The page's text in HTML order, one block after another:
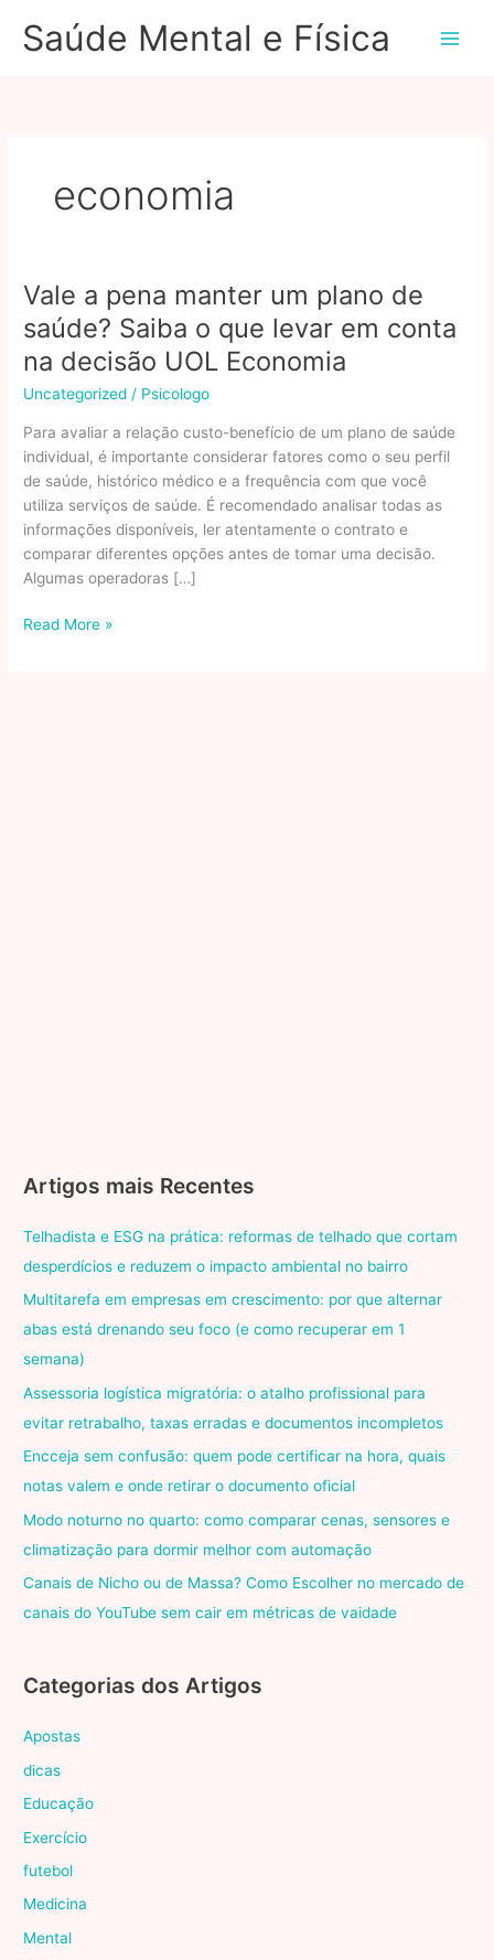
paraSaúde Mental e Física
economia
Vale a pena manter um plano de
saúde? Saiba o que levar em conta
na decisão UOL Economia
Uncategorized / Psicologo
Para avaliar a relação custo-benefício de um plano de saúde
individual, é importante considerar fatores como o seu perfil
de saúde, histórico médico e a frequência com que você
utiliza serviços de saúde. É recomendado analisar todas as
informações disponíveis, ler atentamente o contrato e
comparar diferentes opções antes de tomar uma decisão.
Algumas operadoras […]
Vale
Read More »
Artigos mais Recentes
Telhadista e ESG na prática: reformas de telhado que cortam
desperdícios e reduzem o impacto ambiental no bairro
Multitarefa em empresas em crescimento: por que alternar
abas está drenando seu foco (e como recuperar em 1
semana)
Assessoria logística migratória: o atalho profissional para
evitar retrabalho, taxas erradas e documentos incompletos
Encceja sem confusão: quem pode certificar na hora, quais
notas valem e onde retirar o documento oficial
Modo noturno no quarto: como comparar cenas, sensores e
climatização para dormir melhor com automação
Canais de Nicho ou de Massa? Como Escolher no mercado de
canais do YouTube sem cair em métricas de vaidade
Categorias dos Artigos
Apostas
dicas
Educação
Exercício
futebol
Medicina
Mental